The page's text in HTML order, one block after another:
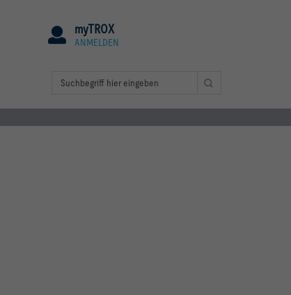
myTROX
ANMELDEN